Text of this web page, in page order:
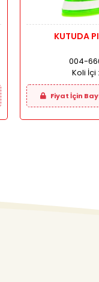
KUTUDA
004-
Koli İçi
Fiyat İçin